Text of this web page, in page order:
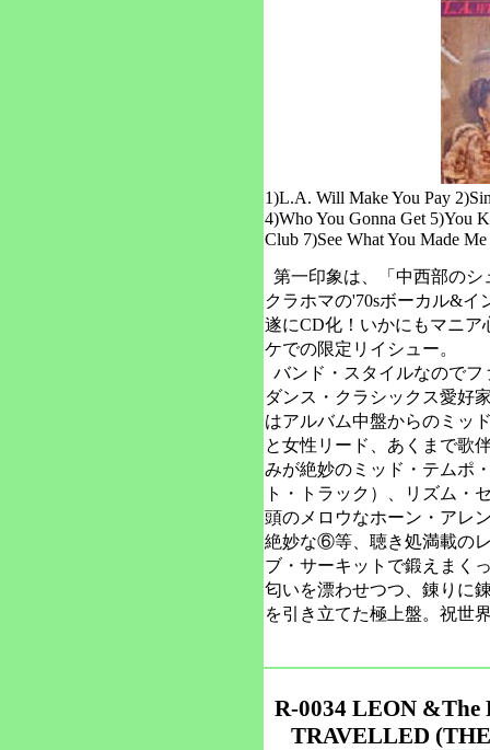
1)L.A. Will Make You Pay
4)Who You Gonna Get 5)You
Club 7)See What You Made
第一印象は、「中西部の
クラホマの'70sボーカル&
遂にCD化！いかにもマニ
ケでの限定リイシュー。
バンド・スタイルなので
ダンス・クラシックス愛好
はアルバム中盤からのミッ
と女性リード、あくまで歌
みが絶妙のミッド・テムポ
ト・トラック）、リズム・
頭のメロウなホーン・アレ
絶妙な⑥等、聴き処満載の
ブ・サーキットで鍛えまく
匂いを漂わせつつ、錬りに
を引き立てた極上盤。祝世
R-0034 LEON &The
TRAVELLED